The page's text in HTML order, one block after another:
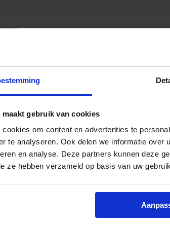
maakt gebruik van cookies
cookies om content en advertenties te
te analyseren. Ook delen we informatie
en analyse. Deze partners kunnen deze
ze hebben verzameld op basis van uw